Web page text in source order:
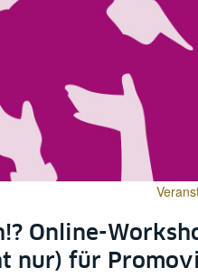
Online-
nur) für